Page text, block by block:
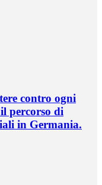
contro ogni
percorso di
in Germania.